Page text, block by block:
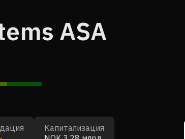
ASA
Капитализация